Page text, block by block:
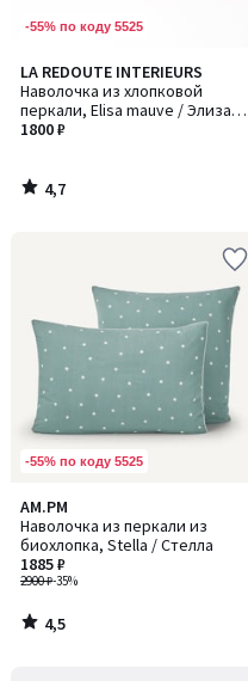
-55% по коду 5525
LA REDOUTE INTERIEURS
Наволочка из хлопковой
перкали, Elisa mauve / Элиза
мов
1800 ₽
4,7
/ 5
4,7
/
-55% по коду 5525
AM.PM
Наволочка из перкали из
биохлопка, Stella / Стелла
2900 ₽-35%
1885 ₽
4,5
/ 5
4,5
/